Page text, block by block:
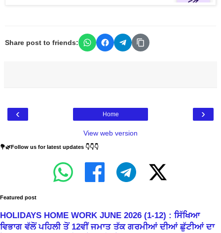
Share post to friends:
‹ ›
Home
View web version
💐🌿Follow us for latest updates 👇👇👇
Featured post
HOLIDAYS HOME WORK JUNE 2026 (1-12) : ਸਿੱਖਿਆ
ਵਿਭਾਗ ਵੱਲੋਂ ਪਹਿਲੀ ਤੋਂ 12ਵੀਂ ਜਮਾਤ ਤੱਕ ਗਰਮੀਆਂ ਦੀਆਂ ਛੁੱਟੀਆਂ ਦਾ